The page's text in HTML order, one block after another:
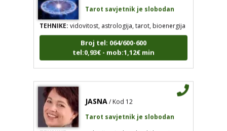
TEHNIKE:vidovitost, astrologija, tarot, bioenergija
Broj tel: 064/600-600
tel:0,93€ - mob:1,12€ min
Tarot savjetnik je slobodan
TEHNIKE:
numerologija, visak, nebeski krug, tarot